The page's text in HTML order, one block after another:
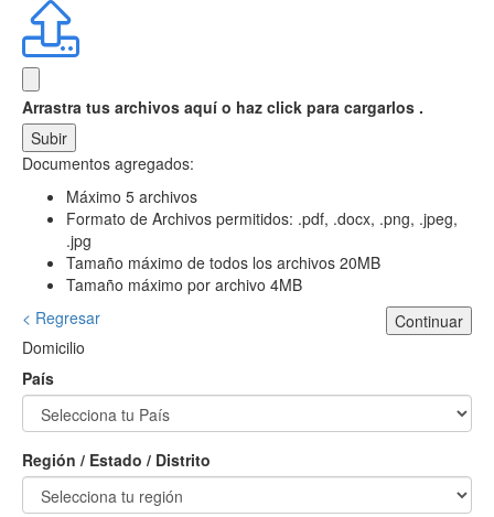
Arrastra tus archivos aquí o haz click para cargarlos .
Subir
Documentos agregados:
Máximo 5 archivos
Formato de Archivos permitidos: .pdf, .docx, .png, .jpeg,
.jpg
Tamaño máximo de todos los archivos 20MB
Tamaño máximo por archivo 4MB
< Regresar
Continuar
Domicilio
País
Región / Estado / Distrito